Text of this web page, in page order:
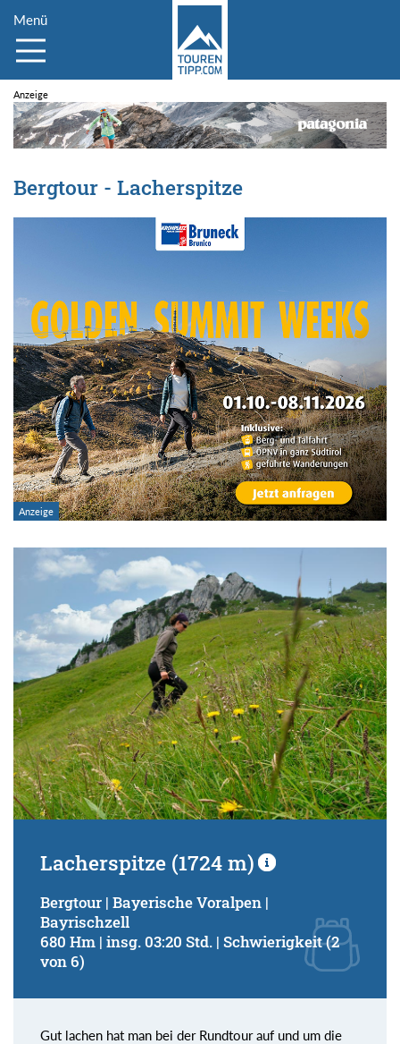
Menü
Bergtour - Lacherspitze
Lacherspitze (1724 m)
Bergtour | Bayerische Voralpen |
Bayrischzell
680 Hm | insg. 03:20 Std. | Schwierigkeit (2
von 6)
Gut lachen hat man bei der Rundtour auf und um die